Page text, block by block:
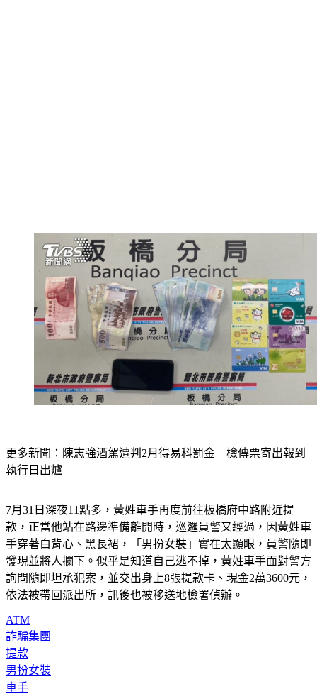
更多新聞： 陳志強酒駕遭判2月得易科罰金　檢傳票寄出報到
執行日出爐
7月31日深夜11點多，黃姓車手再度前往板橋府中路附近提
款，正當他站在路邊準備離開時，巡邏員警又經過，因黃姓車
手穿著白背心、黑長裙，「男扮女裝」實在太顯眼，員警隨即
發現並將人攔下。似乎是知道自己逃不掉，黃姓車手面對警方
詢問隨即坦承犯案，並交出身上8張提款卡、現金2萬3600元，
依法被帶回派出所，訊後也被移送地檢署偵辦。
ATM
詐騙集團
提款
男扮女裝
車手